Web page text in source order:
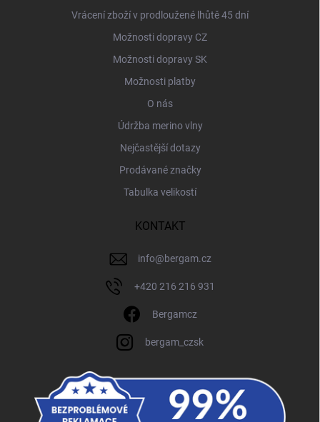
Vrácení zboží v prodloužené lhůtě 45 dní
Možnosti dopravy CZ
Možnosti dopravy SK
Možnosti platby
O nás
Údržba merino vlny
Nejčastější dotazy
Prodávané značky
Tabulka velikostí
KONTAKT
info@bergam.cz
+420 216 216 931
Bergamcz
bergam_czsk